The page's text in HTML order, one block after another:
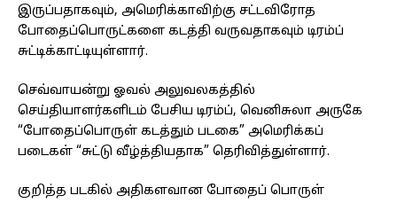
இருப்பதாகவும், அமெரிக்காவிற்கு சட்டவிரோத
போதைப்பொருட்களை கடத்தி வருவதாகவும் டிரம்ப்
சுட்டிக்காட்டியுள்ளார்.
செவ்வாயன்று ஓவல் அலுவலகத்தில்
செய்தியாளர்களிடம் பேசிய டிரம்ப், வெனிசுலா அருகே
“போதைப்பொருள் கடத்தும் படகை” அமெரிக்கப்
படைகள் “சுட்டு வீழ்த்தியதாக” தெரிவித்துள்ளார்.
குறித்த படகில் அதிகளவான போதைப் பொருள்